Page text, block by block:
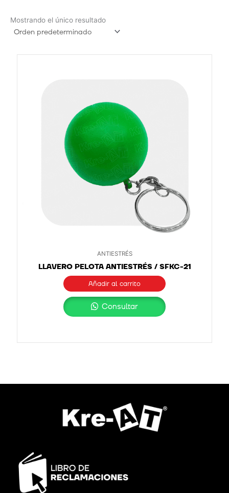
Mostrando el único resultado
ANTIESTRÉS
LLAVERO PELOTA ANTIESTRÉS / SFKC-21
Añadir al carrito
Consultar